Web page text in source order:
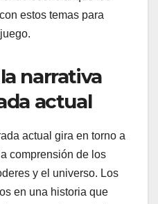
estos temas para
narrativa
actual
actual gira en torno a
comprensión de los
y el universo. Los
en una historia que